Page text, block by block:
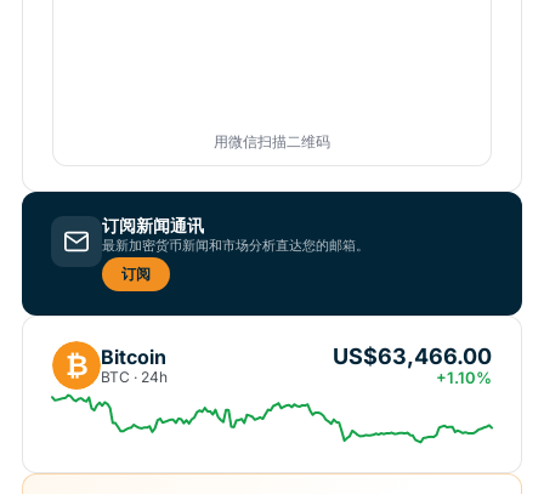
用微信扫描二维码
订阅新闻通讯
最新加密货币新闻和市场分析直达您的邮箱。
订阅
₿ Bitcoin
BTC · 24h
US$63,466.00
+1.10%